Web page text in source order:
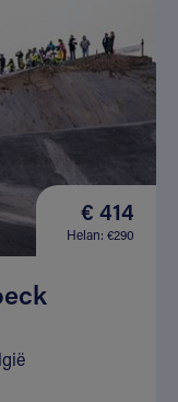
€ 414
Helan: €290